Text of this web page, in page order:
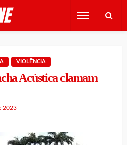
VIOLÊNCIA
Acústica clamam
2023